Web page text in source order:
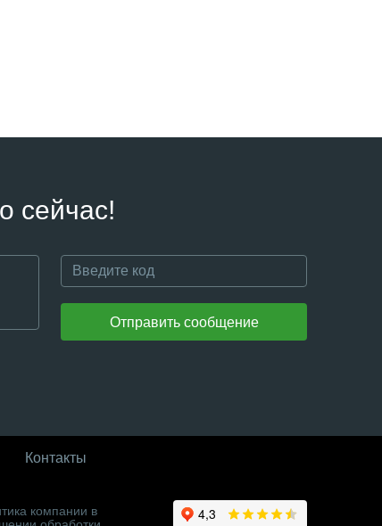
сейчас!
Отправить сообщение
Контакты
компании в